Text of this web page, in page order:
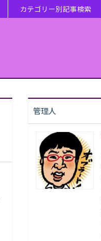
カテゴリー別記事検索
管理人